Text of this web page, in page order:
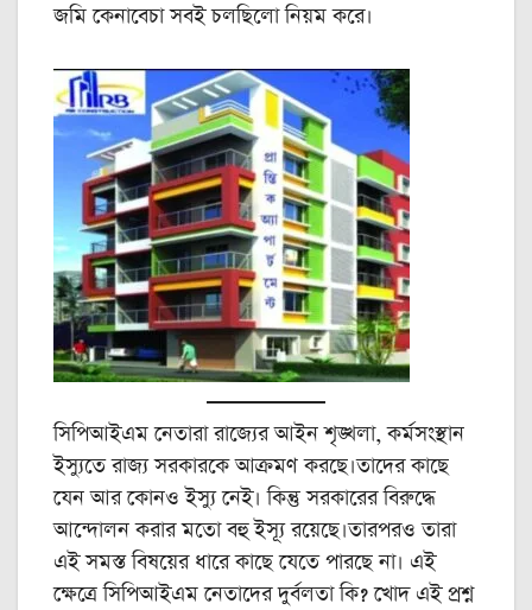
জমি কেনাবেচা সবই চলছিলো নিয়ম করে।
সিপিআইএম নেতারা রাজ্যের আইন শৃঙ্খলা, কর্মসংস্থান
ইস্যুতে রাজ্য সরকারকে আক্রমণ করছে।তাদের কাছে
যেন আর কোনও ইস্যু নেই। কিন্তু সরকারের বিরুদ্ধে
আন্দোলন করার মতো বহু ইস্যূ রয়েছে।তারপরও তারা
এই সমস্ত বিষয়ের ধারে কাছে যেতে পারছে না। এই
ক্ষেত্রে সিপিআইএম নেতাদের দুর্বলতা কি? খোদ এই প্রশ্ন